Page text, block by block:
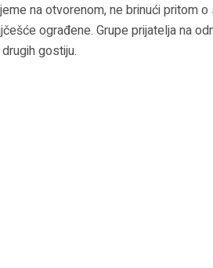
na otvorenom, ne brinući pritom
ograđene. Grupe prijatelja na
gostiju.